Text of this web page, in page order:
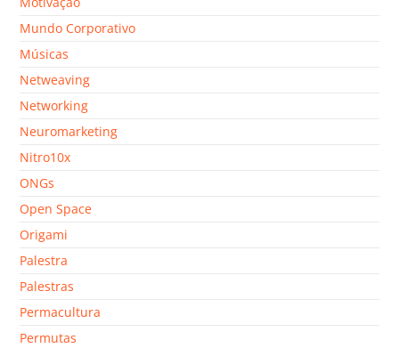
Mundo Corporativo
Músicas
Netweaving
Networking
Neuromarketing
Nitro10x
ONGs
Open Space
Origami
Palestra
Palestras
Permacultura
Permutas